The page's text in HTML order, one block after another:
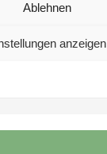
Ablehnen
anzeigen